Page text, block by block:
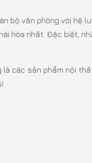
bộ văn phòng với hệ
hòa nhất. Đặc biệt,
các sản phẩm nội